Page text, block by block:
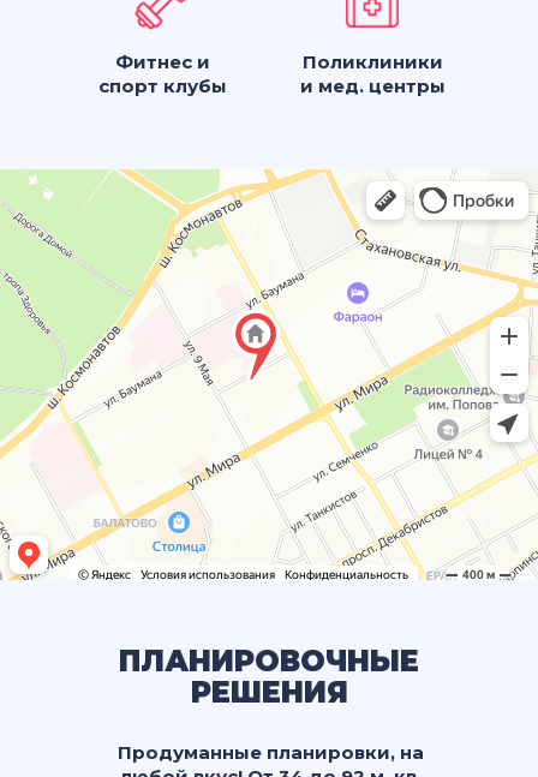
Фитнес и
спорт клубы
Поликлиники
и мед. центры
ПЛАНИРОВОЧНЫЕ
РЕШЕНИЯ
Продуманные планировки, на